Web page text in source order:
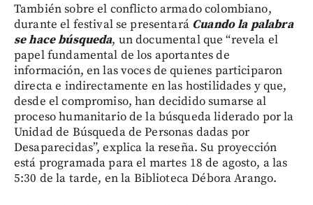
También sobre el conflicto armado colombiano,
durante el festival se presentará Cuando la palabra
se hace búsqueda, un documental que “revela el
papel fundamental de los aportantes de
información, en las voces de quienes participaron
directa e indirectamente en las hostilidades y que,
desde el compromiso, han decidido sumarse al
proceso humanitario de la búsqueda liderado por la
Unidad de Búsqueda de Personas dadas por
Desaparecidas”, explica la reseña. Su proyección
está programada para el martes 18 de agosto, a las
5:30 de la tarde, en la Biblioteca Débora Arango.